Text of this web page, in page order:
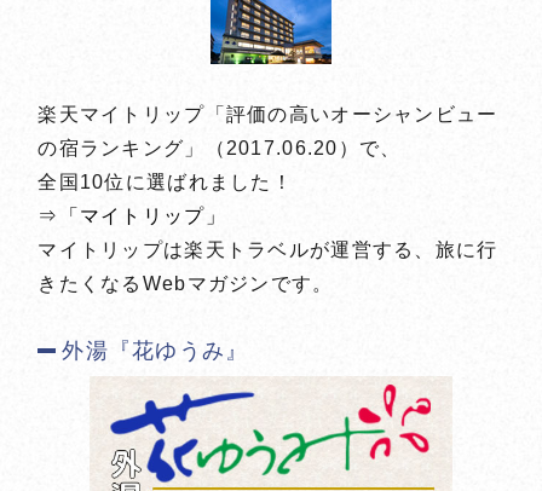
楽天マイトリップ「評価の高いオーシャンビュー
の宿ランキング」（2017.06.20）で、
全国10位に選ばれました！
⇒「マイトリップ」
マイトリップは楽天トラベルが運営する、旅に行
きたくなるWebマガジンです。
外湯『花ゆうみ』